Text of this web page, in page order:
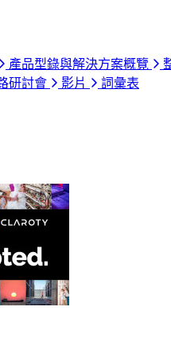
產品型錄與解決方案概覽
研討會 影片
詞彙表